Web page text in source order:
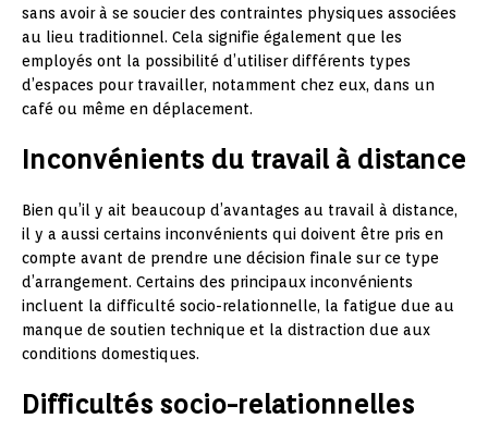
sans avoir à se soucier des contraintes physiques associées
au lieu traditionnel. Cela signifie également que les
employés ont la possibilité d’utiliser différents types
d’espaces pour travailler, notamment chez eux, dans un
café ou même en déplacement.
Inconvénients du travail à distance
Bien qu’il y ait beaucoup d’avantages au travail à distance,
il y a aussi certains inconvénients qui doivent être pris en
compte avant de prendre une décision finale sur ce type
d’arrangement. Certains des principaux inconvénients
incluent la difficulté socio-relationnelle, la fatigue due au
manque de soutien technique et la distraction due aux
conditions domestiques.
Difficultés socio-relationnelles